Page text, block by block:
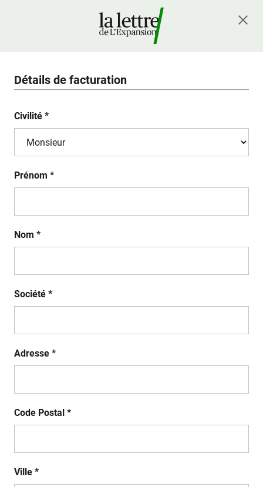
Détails de facturation
Civilité *
Prénom *
Nom *
Société *
Adresse *
Code Postal *
Ville *